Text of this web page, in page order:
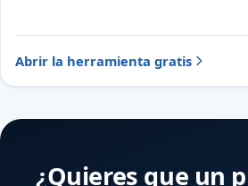
Abrir la herramienta gratis
¿Quieres que un